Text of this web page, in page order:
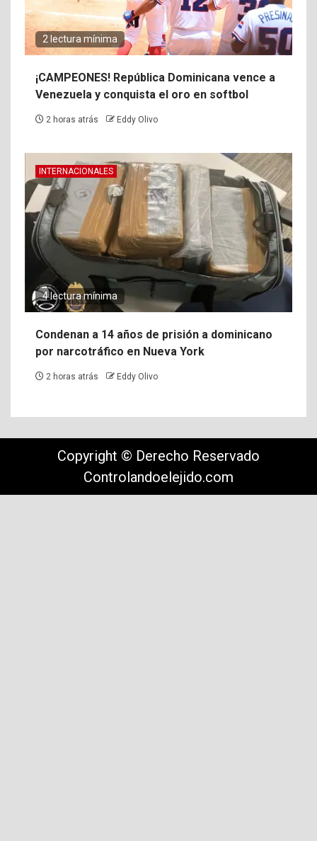
2 lectura mínima
¡CAMPEONES! República Dominicana vence a
Venezuela y conquista el oro en softbol
2 horas atrás Eddy Olivo
INTERNACIONALES
4 lectura mínima
Condenan a 14 años de prisión a dominicano
por narcotráfico en Nueva York
2 horas atrás Eddy Olivo
Copyright © Derecho Reservado
Controlandoelejido.com